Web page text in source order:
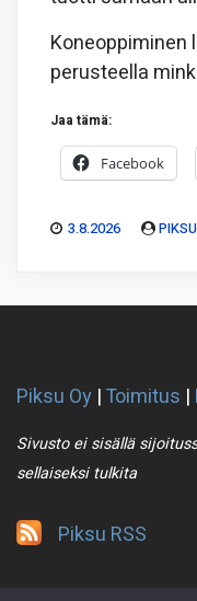
Koneoppiminen
perusteella
Jaa tämä:
Facebook
3.8.2026
Piksu Oy |Toimitus |
Sivusto ei sisällä
sellaiseksi tulkita
Piksu RSS